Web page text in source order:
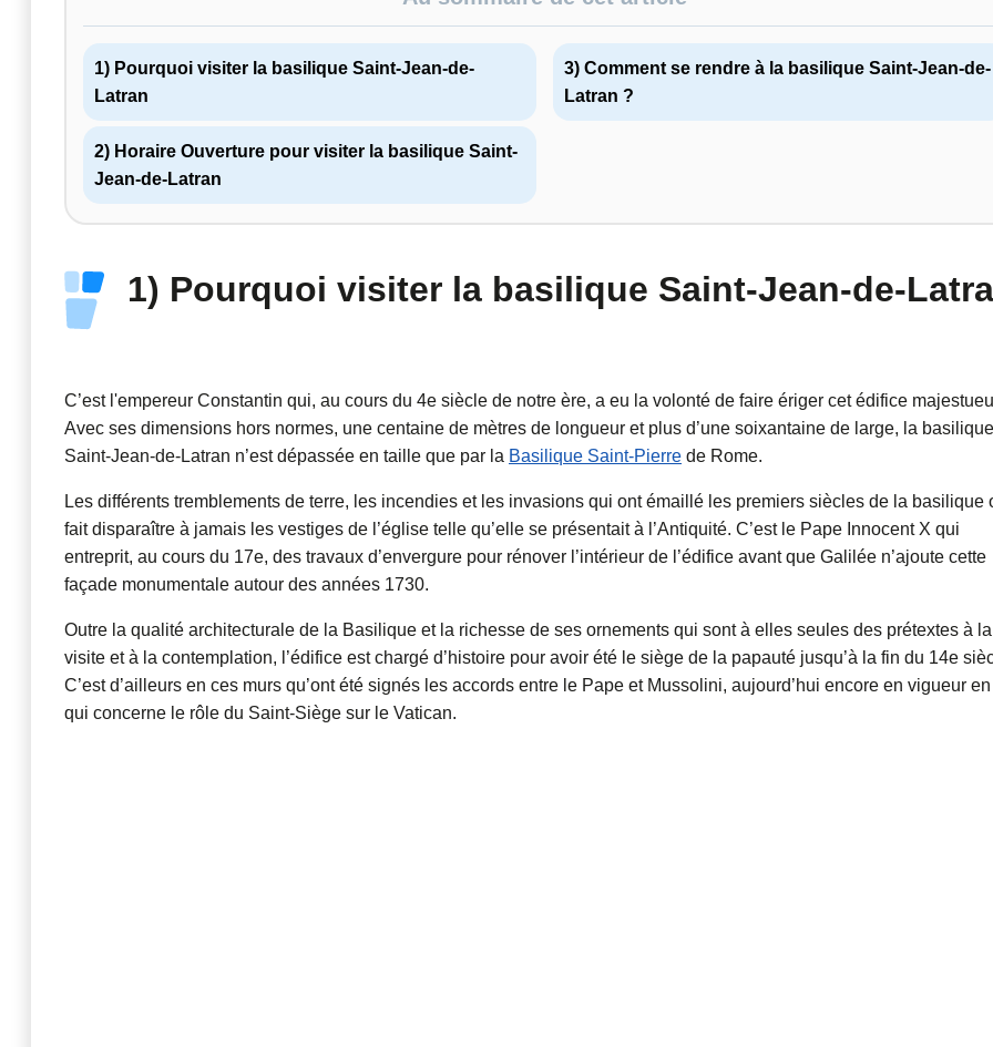
1) Pourquoi visiter la basilique Saint-Jean-de-
Latran
2) Horaire Ouverture pour visiter la basilique Saint-
Jean-de-Latran
3) Comment se rendre à la basilique Saint-Jean-de-
Latran ?
1) Pourquoi visiter la basilique Saint-Jean-de-
C’est l'empereur Constantin qui, au cours du 4e siècle de notre ère, a eu la volonté de faire ériger cet édifice
Avec ses dimensions hors normes, une centaine de mètres de longueur et plus d’une soixantaine de large, la basilique
Saint-Jean-de-Latran n’est dépassée en taille que par la Basilique Saint-Pierre de Rome.
Les différents tremblements de terre, les incendies et les invasions qui ont émaillé les premiers siècles de la basilique
fait disparaître à jamais les vestiges de l’église telle qu’elle se présentait à l’Antiquité. C’est le Pape Innocent X qui
entreprit, au cours du 17e, des travaux d’envergure pour rénover l’intérieur de l’édifice avant que Galilée n’ajoute cette
façade monumentale autour des années 1730.
Outre la qualité architecturale de la Basilique et la richesse de ses ornements qui sont à elles seules des prétextes à la
visite et à la contemplation, l’édifice est chargé d’histoire pour avoir été le siège de la papauté jusqu’à la fin du 14e
C’est d’ailleurs en ces murs qu’ont été signés les accords entre le Pape et Mussolini, aujourd’hui encore en vigueur
qui concerne le rôle du Saint-Siège sur le Vatican.